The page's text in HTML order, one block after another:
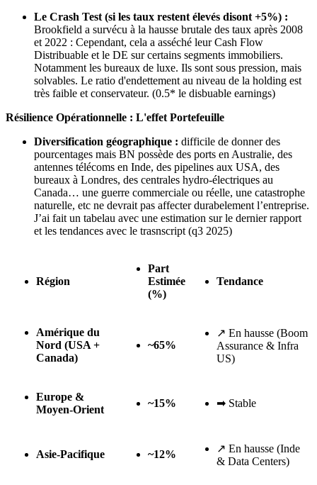
Le Crash Test (si les taux restent élevés disont +5%) :
Brookfield a survécu à la hausse brutale des taux après 2008
et 2022 : Cependant, cela a asséché leur Cash Flow
Distribuable et le DE sur certains segments immobiliers.
Notamment les bureaux de luxe. Ils sont sous pression, mais
solvables. Le ratio d'endettement au niveau de la holding est
très faible et conservateur. (0.5* le disbuable earnings)
Résilience Opérationnelle : L'effet Portefeuille
Diversification géographique : difficile de donner des
pourcentages mais BN possède des ports en Australie, des
antennes télécoms en Inde, des pipelines aux USA, des
bureaux à Londres, des centrales hydro-électriques au
Canada… une guerre commerciale ou réelle, une catastrophe
naturelle, etc ne devrait pas affecter durabelement l’entreprise.
J’ai fait un tabelau avec une estimation sur le dernier rapport
et les tendances avec le trasnscript (q3 2025)
Région
Part
Estimée
(%)
Tendance
Amérique du
Nord (USA +
Canada)
~65%
↗ En hausse (Boom
Assurance & Infra
US)
Europe &
Moyen-Orient
~15% ➡ Stable
Asie-Pacifique ~12% ↗ En hausse (Inde
& Data Centers)